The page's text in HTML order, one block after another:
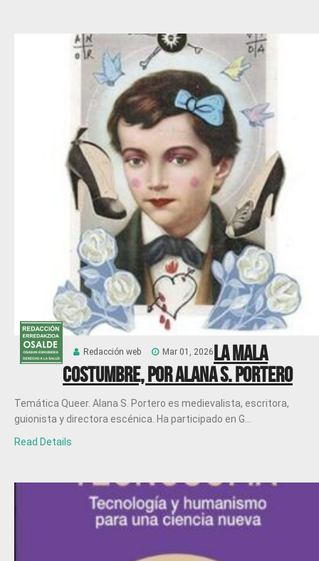
Redacción web Mar 01, 2026La mala
costumbre, por Alana S. Portero
Temática Queer. Alana S. Portero es medievalista, escritora,
guionista y directora escénica. Ha participado en G...
Read Details